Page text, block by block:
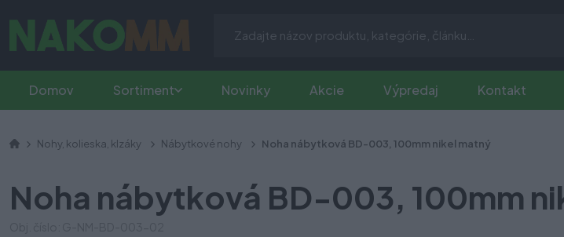
Domov Sortiment Novinky Akcie Výpredaj Kontakt
Nohy, kolieska, klzáky Nábytkové nohy Noha nábytková BD-003, 100mm nikel matný
Noha nábytková BD-003, 100mm